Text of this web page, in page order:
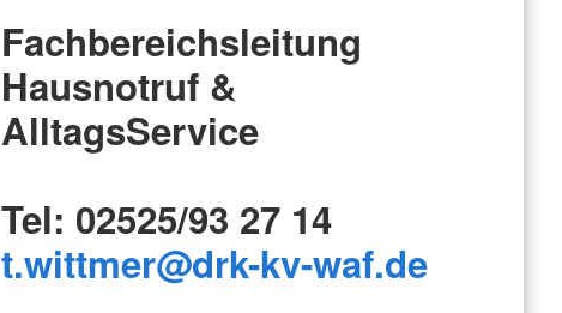
Fachbereichsleitung
Hausnotruf &
AlltagsService
Tel: 02525/93 27 14
t.wittmer@drk-kv-waf.de